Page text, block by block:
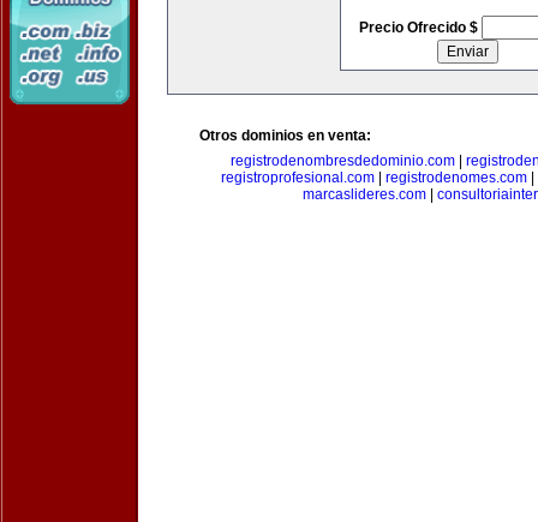
Precio Ofrecido $
Otros dominios en venta:
registrodenombresdedominio.com|
registroprofesional.com| registrodenomes.com|
marcaslideres.com|